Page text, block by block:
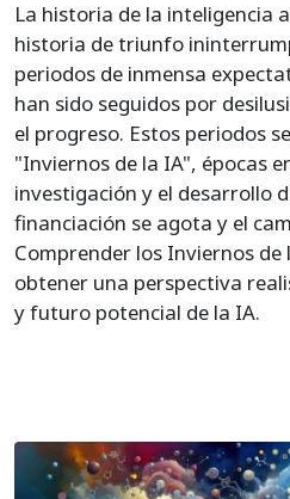
La historia de la inteligencia
historia de triunfo
periodos de inmensa
han sido seguidos por
el progreso. Estos periodos
"Inviernos de la IA", épocas
investigación y el desarrollo
financiación se agota y el
Comprender los Inviernos de
obtener una perspectiva
y futuro potencial de la IA.